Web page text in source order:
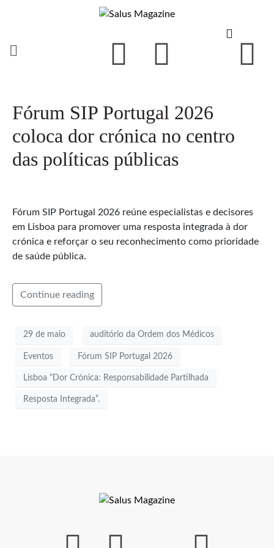
Fórum SIP Portugal 2026
coloca dor crónica no centro
das políticas públicas
Fórum SIP Portugal 2026 reúne especialistas e decisores
em Lisboa para promover uma resposta integrada à dor
crónica e reforçar o seu reconhecimento como prioridade
de saúde pública.
Continue reading
29 de maio auditório da Ordem dos Médicos
Eventos Fórum SIP Portugal 2026
Lisboa "Dor Crónica: Responsabilidade Partilhada
Resposta Integrada”.